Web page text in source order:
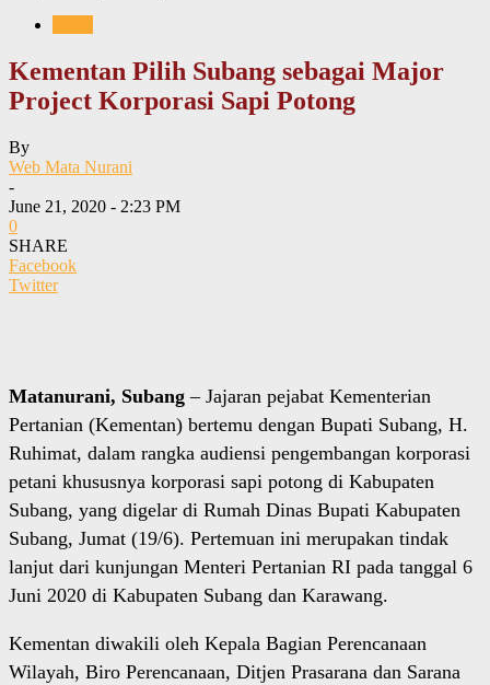
Kementan Pilih Subang sebagai Major
Project Korporasi Sapi Potong
By
Web Mata Nurani
-
June 21, 2020 - 2:23 PM
0
SHARE
Facebook
Twitter
Matanurani, Subang – Jajaran pejabat Kementerian
Pertanian (Kementan) bertemu dengan Bupati Subang, H.
Ruhimat, dalam rangka audiensi pengembangan korporasi
petani khususnya korporasi sapi potong di Kabupaten
Subang, yang digelar di Rumah Dinas Bupati Kabupaten
Subang, Jumat (19/6). Pertemuan ini merupakan tindak
lanjut dari kunjungan Menteri Pertanian RI pada tanggal 6
Juni 2020 di Kabupaten Subang dan Karawang.
Kementan diwakili oleh Kepala Bagian Perencanaan
Wilayah, Biro Perencanaan, Ditjen Prasarana dan Sarana